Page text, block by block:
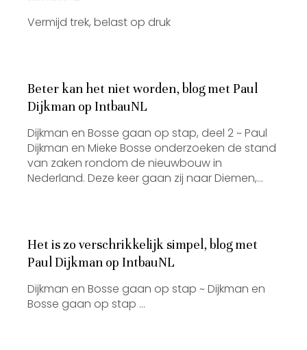
Vermijd trek, belast op druk
Beter kan het niet worden, blog met Paul
Dijkman op IntbauNL
Dijkman en Bosse gaan op stap, deel 2 ~ Paul
Dijkman en Mieke Bosse onderzoeken de stand
van zaken rondom de nieuwbouw in
Nederland. Deze keer gaan zij naar Diemen,…
Het is zo verschrikkelijk simpel, blog met
Paul Dijkman op IntbauNL
Dijkman en Bosse gaan op stap ~ Dijkman en
Bosse gaan op stap …